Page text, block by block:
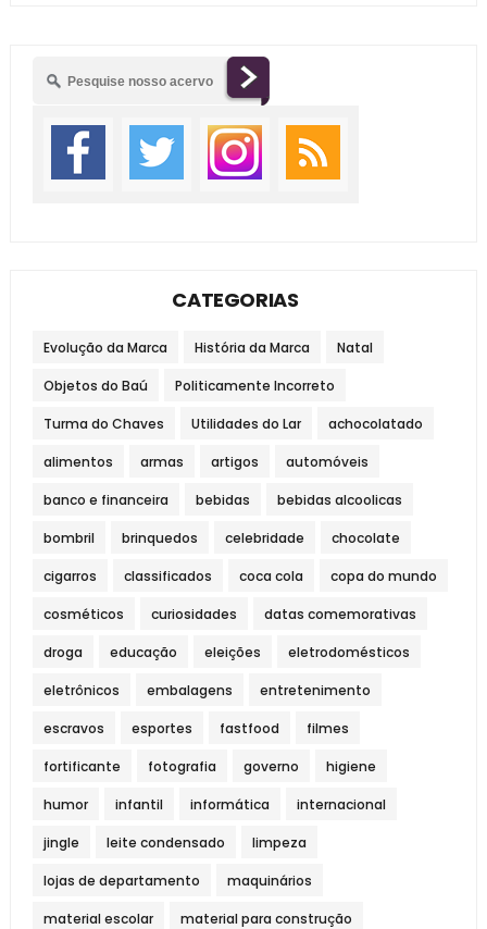
CATEGORIAS
Evolução da Marca História da Marca Natal
Objetos do Baú Politicamente Incorreto
Turma do Chaves Utilidades do Lar achocolatado
alimentos armas artigos automóveis
banco e financeira bebidas bebidas alcoolicas
bombril brinquedos celebridade chocolate
cigarros classificados coca cola copa do mundo
cosméticos curiosidades datas comemorativas
droga educação eleições eletrodomésticos
eletrônicos embalagens entretenimento
escravos esportes fastfood filmes
fortificante fotografia governo higiene
humor infantil informática internacional
jingle leite condensado limpeza
lojas de departamento maquinários
material escolar material para construção